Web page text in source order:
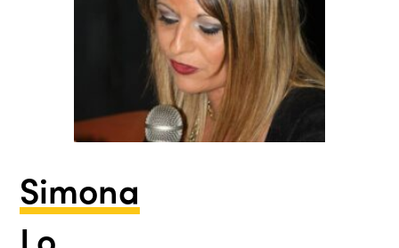
Simona